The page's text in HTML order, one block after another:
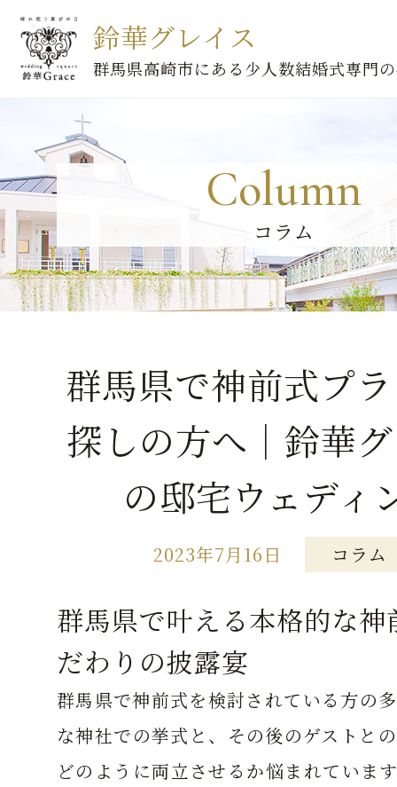
鈴華グレイス
群馬県高崎市にある少人数結婚式専門
Column
コラム
群馬県で神前式プ
探しの方へ｜鈴華
の邸宅ウェディ
2023年7月16日 コラム
群馬県で叶える本格的な神
だわりの披露宴
群馬県で神前式を検討されている方の
な神社での挙式と、その後のゲストと
どのように両立させるか悩まれていま